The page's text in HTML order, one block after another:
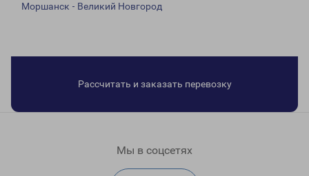
Моршанск - Великий Новгород
Рассчитать и заказать перевозку
Мы в соцсетях